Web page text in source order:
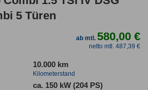
5 Türen
ab mtl.580,00 €
netto mtl. 487,39 €
10.000 km
Kilometerstand
ca. 150 kW (204 PS)